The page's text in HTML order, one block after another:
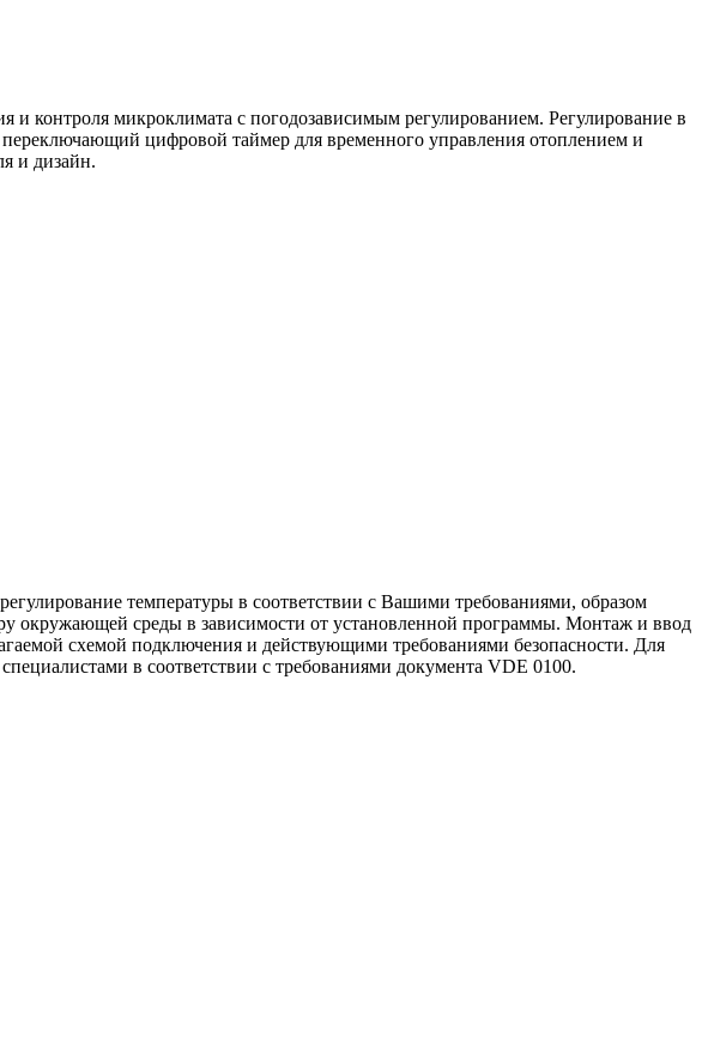
контроля микроклимата с погодозависимым регулированием. Регулирование в
цифровой таймер для временного управления отоплением и
и дизайн.
температуры в соответствии с Вашими требованиями, образом
окружающей среды в зависимости от установленной программы. Монтаж и ввод
схемой подключения и действующими требованиями безопасности. Для
в соответствии с требованиями документа VDE 0100.